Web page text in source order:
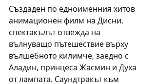
Създаден по едноименния хитов
анимационен филм на Дисни,
спектакълът отвежда на
вълнуващо пътешествие върху
вълшебното килимче, заедно с
Аладин, принцеса Жасмин и Духа
от лампата. Саундтракът към